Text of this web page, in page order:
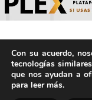
©
IA. |
Con su acuerdo,
tecnologías
que nos ayudan a
para leer más.